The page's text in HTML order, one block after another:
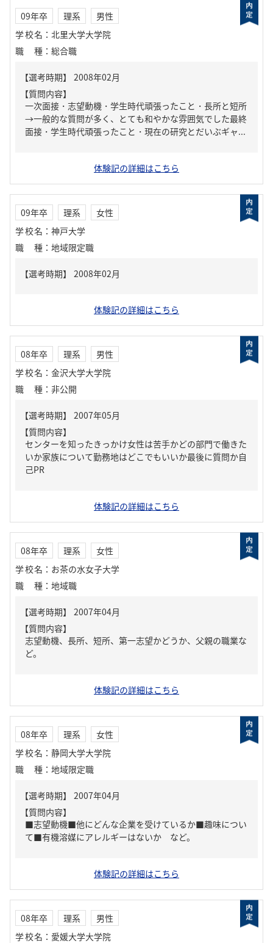
09年卒 理系
男性
学校名 ： 北里大学大学院
職種 ： 総合職
【質問内容】
一次面接・志望動機・学生時代頑張ったこと・長所と短所
→一般的な質問が多く、とても和やかな雰囲気でした最終
面接・学生時代頑張ったこと・現在の研究とだいぶギャ...
体験記の詳細はこちら
09年卒 理系
女性
学校名 ： 神戸大学
職種 ： 地域限定職
体験記の詳細はこちら
08年卒 理系
男性
学校名 ： 金沢大学大学院
職種 ： 非公開
【質問内容】
センターを知ったきっかけ女性は苦手かどの部門で働きた
いか家族について勤務地はどこでもいいか最後に質問か自
己PR
体験記の詳細はこちら
08年卒 理系
女性
学校名 ： お茶の水女子大学
職種 ： 地域職
【質問内容】
志望動機、長所、短所、第一志望かどうか、父親の職業な
ど。
体験記の詳細はこちら
08年卒 理系
女性
学校名 ： 静岡大学大学院
職種 ： 地域限定職
【質問内容】
■志望動機■他にどんな企業を受けているか■趣味につい
て■有機溶媒にアレルギーはないか など。
体験記の詳細はこちら
08年卒 理系
男性
学校名 ： 愛媛大学大学院